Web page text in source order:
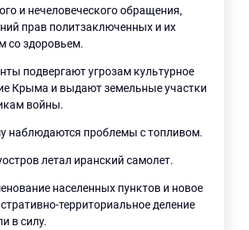
и нечеловеческого обращения,
прав политзаключенных и их
со здоровьем.
подвергают угрозам культурное
Крыма и выдают земельные участки
войны.
наблюдаются проблемы с топливом.
летал иранский самолет.
населенных пунктов и новое
территориальное деление
в силу.